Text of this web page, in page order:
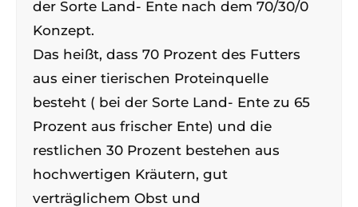
der Sorte Land- Ente nach dem 70/30/0
Konzept.
Das heißt, dass 70 Prozent des Futters
aus einer tierischen Proteinquelle
besteht ( bei der Sorte Land- Ente zu 65
Prozent aus frischer Ente) und die
restlichen 30 Prozent bestehen aus
hochwertigen Kräutern, gut
verträglichem Obst und